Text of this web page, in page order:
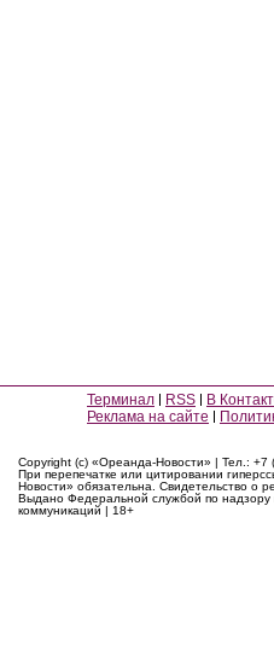
Терминал RSS В
Реклама на сайте
Copyright (c) «Ореанда-Новости» | Тел.: +7
При перепечатке или цитировании
Новости» обязательна. Свидетельство
Выдано Федеральной службой по
коммуникаций | 18+